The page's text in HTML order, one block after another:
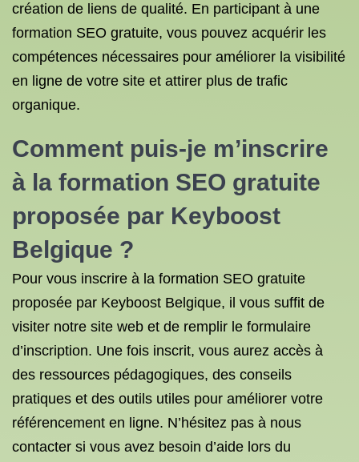
création de liens de qualité. En participant à une
formation SEO gratuite, vous pouvez acquérir les
compétences nécessaires pour améliorer la visibilité
en ligne de votre site et attirer plus de trafic
organique.
Comment puis-je m’inscrire
à la formation SEO gratuite
proposée par Keyboost
Belgique ?
Pour vous inscrire à la formation SEO gratuite
proposée par Keyboost Belgique, il vous suffit de
visiter notre site web et de remplir le formulaire
d’inscription. Une fois inscrit, vous aurez accès à
des ressources pédagogiques, des conseils
pratiques et des outils utiles pour améliorer votre
référencement en ligne. N’hésitez pas à nous
contacter si vous avez besoin d’aide lors du